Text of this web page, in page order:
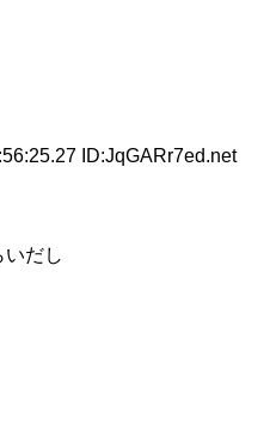
ID:JqGARr7ed.net
だし